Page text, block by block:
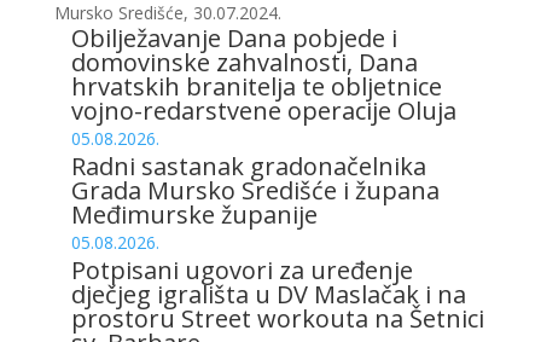
Mursko Središće, 30.07.2024.
Obilježavanje Dana pobjede i
domovinske zahvalnosti, Dana
hrvatskih branitelja te obljetnice
vojno-redarstvene operacije Oluja
05.08.2026.
Radni sastanak gradonačelnika
Grada Mursko Središće i župana
Međimurske županije
05.08.2026.
Potpisani ugovori za uređenje
dječjeg igrališta u DV Maslačak i na
prostoru Street workouta na Šetnici